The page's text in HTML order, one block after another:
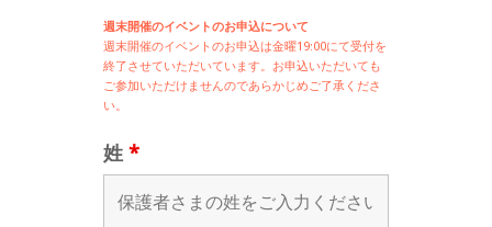
週末開催のイベントのお申込について
週末開催のイベントのお申込は金曜19:00にて受付を
終了させていただいています。お申込いただいても
ご参加いただけませんのであらかじめご了承くださ
い。
姓 *